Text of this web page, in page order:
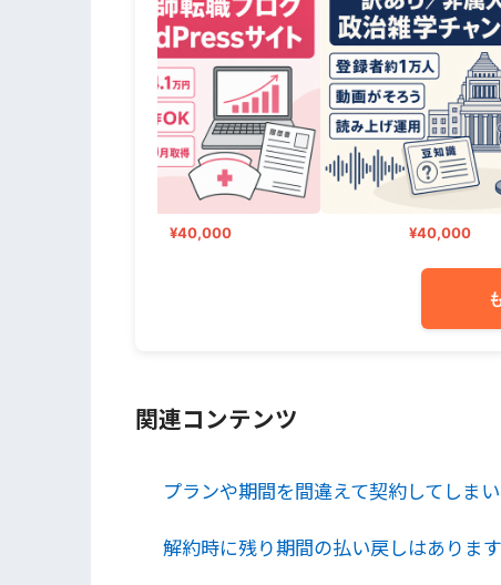
¥40,000 ¥40,000
関連コンテンツ
プランや期間を間違えて契約してしま
解約時に残り期間の払い戻しはありま